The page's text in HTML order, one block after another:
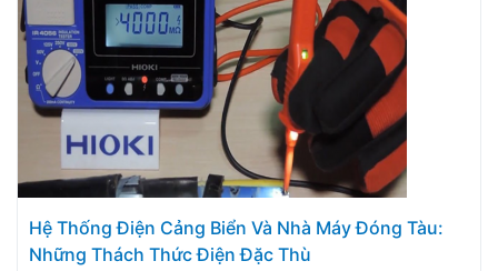
Hệ Thống Điện Cảng Biển Và Nhà Máy Đóng Tàu:
Những Thách Thức Điện Đặc Thù